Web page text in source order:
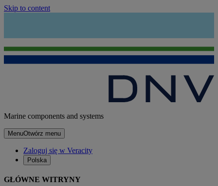
Skip to content
Marine components and systems
MenuOtwórz menu
Zaloguj się w Veracity
Polska
GŁÓWNE WITRYNY